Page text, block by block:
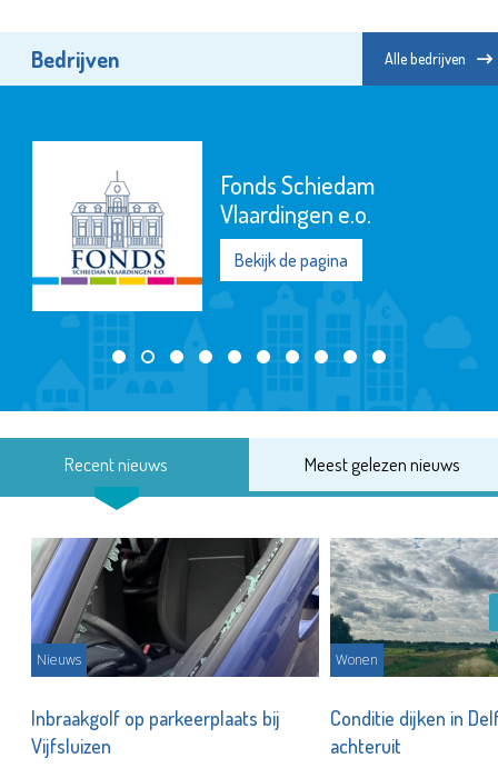
Bedrijven Alle bedrijven
Fonds Schiedam
Vlaardingen e.o.
Bekijk de pagina
Recent nieuws Meest gelezen nieuws
Nieuws
Inbraakgolf op parkeerplaats bij
Vijfsluizen
Wonen
Conditie dijken in
achteruit